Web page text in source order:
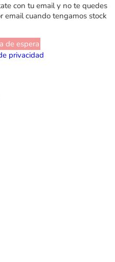
con tu email y no te quedes
email cuando tengamos stock
de espera
privacidad